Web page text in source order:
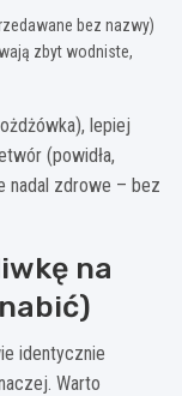
bez nazwy)
zbyt wodniste,
lepiej
(powidła,
nadal zdrowe – bez
na
identycznie
Warto